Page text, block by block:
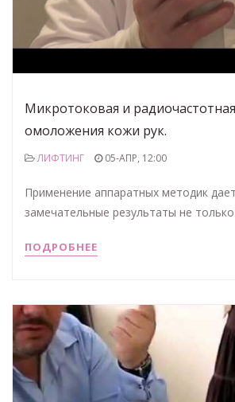
Микротоковая и
омоложения кожи рук.
ЛИФТИНГ 05-АПР, 12:00
Применение аппаратных методик дает
замечательные результаты не только
ПОДРОБНЕЕ